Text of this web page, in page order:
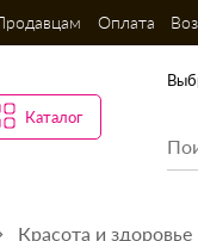
Оплата
Каталог
Красота и здоровье